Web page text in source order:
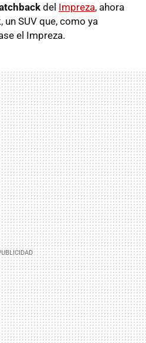
del Impreza, ahora
SUV que, como ya
el Impreza.